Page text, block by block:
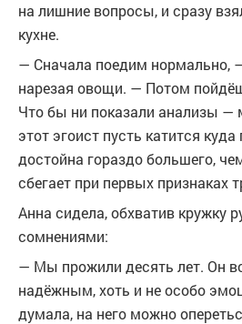
на лишние вопросы, и сразу
кухне.
— Сначала поедим нормально,
нарезая овощи. — Потом
Что бы ни показали анализы
этот эгоист пусть катится
достойна гораздо большего,
сбегает при первых признаках
Анна сидела, обхватив кружку
сомнениями:
— Мы прожили десять лет. Он
надёжным, хоть и не особо
думала, на него можно